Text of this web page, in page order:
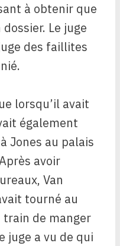
à obtenir que
Le juge
des faillites
lorsqu’il avait
également
Jones au palais
avoir
Van
tourné au
train de manger
juge a vu de qui